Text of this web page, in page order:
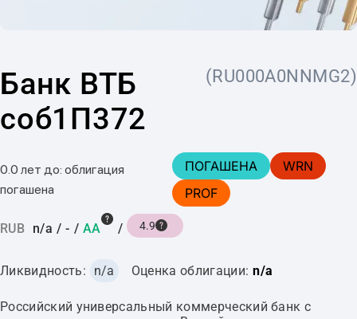
Банк ВТБ
соб1П372
(RU000A0NNMG2)
0.0 лет до: облигация
погашена
ПОГАШЕНА
WRN
PROF
RUB n/a / - / AA / 4.9
Ликвидность: n/a Оценка облигации: n/a
Российский универсальный коммерческий банк с